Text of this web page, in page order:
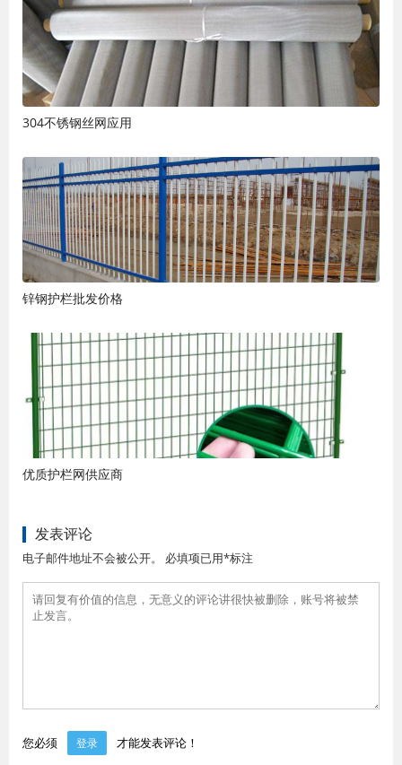
304不锈钢丝网应用
锌钢护栏批发价格
优质护栏网供应商
发表评论
电子邮件地址不会被公开。 必填项已用*标注
您必须 登录 才能发表评论！